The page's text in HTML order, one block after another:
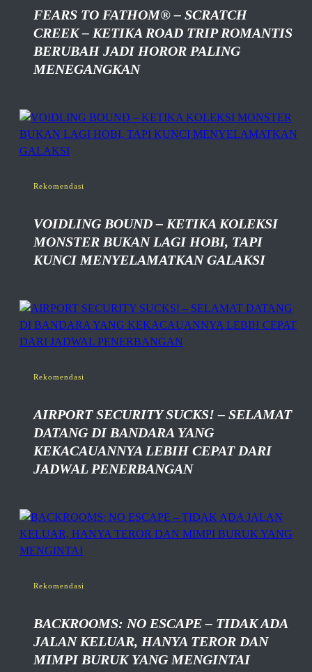
FEARS TO FATHOM® – SCRATCH
CREEK – KETIKA ROAD TRIP ROMANTIS
BERUBAH JADI HOROR PALING
MENEGANGKAN
Rekomendasi
VOIDLING BOUND – KETIKA KOLEKSI
MONSTER BUKAN LAGI HOBI, TAPI
KUNCI MENYELAMATKAN GALAKSI
Rekomendasi
AIRPORT SECURITY SUCKS! – SELAMAT
DATANG DI BANDARA YANG
KEKACAUANNYA LEBIH CEPAT DARI
JADWAL PENERBANGAN
Rekomendasi
BACKROOMS: NO ESCAPE – TIDAK ADA
JALAN KELUAR, HANYA TEROR DAN
MIMPI BURUK YANG MENGINTAI